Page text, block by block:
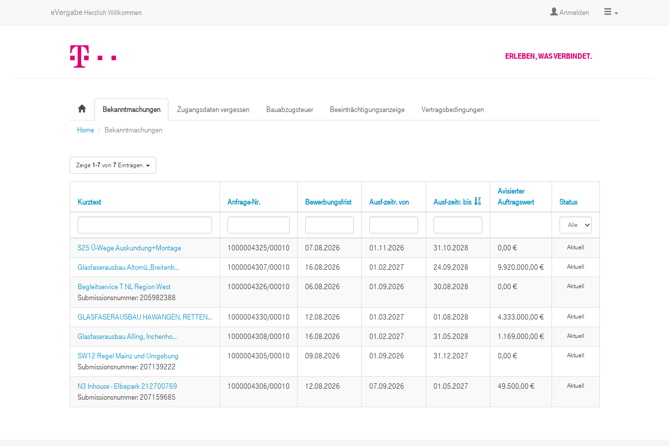
eVergabe Herzlich Willkommen Anmelden
ERLEBEN, WAS VERBINDET.
Bekanntmachungen Zugangsdaten vergessen Bauabzugsteuer Beeinträchtigungsanzeige Vertragsbedingungen
Home Bekanntmachungen
Zeige 1-7von 7Einträgen.
Kurztext Anfrage-Nr. Bewerbungsfrist Ausf-zeitr. von Ausf-zeitr. bis
Avisierter
Auftragswert
Status
S25 Ü-Wege Auskundung+Montage 1000004325/00010 07.08.2026 01.11.2026 31.10.2028 0,00 € Aktuell
Glasfaserausbau Altomü.,Breitenb... 1000004307/00010 16.08.2026 01.02.2027 24.09.2028 9.920.000,00 € Aktuell
Begleitservice T NL Region West
Submissionsnummer: 205982388
1000004326/00010 06.08.2026 01.09.2026 30.08.2028 0,00 € Aktuell
GLASFASERAUSBAU HAWANGEN, RETTEN... 1000004330/00010 12.08.2026 01.03.2027 01.08.2028 4.333.000,00 € Aktuell
Glasfaserausbau Alling, Inchenho... 1000004308/00010 16.08.2026 01.02.2027 31.05.2028 1.169.000,00 € Aktuell
SW12 Regel Mainz und Umgebung
Submissionsnummer: 207139222
1000004305/00010 09.08.2026 01.09.2026 31.12.2027 0,00 € Aktuell
N3 Inhouse - Elbepark 212700769
Submissionsnummer: 207159685
1000004306/00010 12.08.2026 07.09.2026 01.05.2027 49.500,00 € Aktuell